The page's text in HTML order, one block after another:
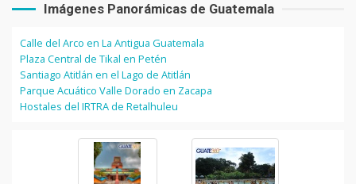
Imágenes Panorámicas de Guatemala
Calle del Arco en La Antigua Guatemala
Plaza Central de Tikal en Petén
Santiago Atitlán en el Lago de Atitlán
Parque Acuático Valle Dorado en Zacapa
Hostales del IRTRA de Retalhuleu